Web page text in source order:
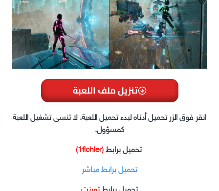
تنزيل ملف اللعبة
انقر فوق الزر تحميل أدناه لبدء تحميل اللعبة. لا تنسى تشغيل اللعبة
كمسؤول.
تحميل برابط(1fichier)
تحميل برابط مباشر